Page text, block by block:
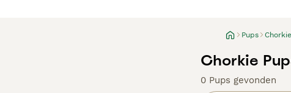
Pups Chorkie
Chorkie
0 Pups gevonden